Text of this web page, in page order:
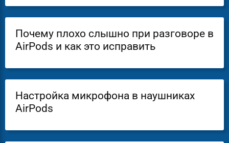
Почему плохо слышно при разговоре в
AirPods и как это исправить
Настройка микрофона в наушниках
AirPods